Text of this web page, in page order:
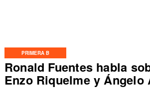
PRIMERA B
Ronald Fuentes habla
Enzo Riquelme y Ángelo